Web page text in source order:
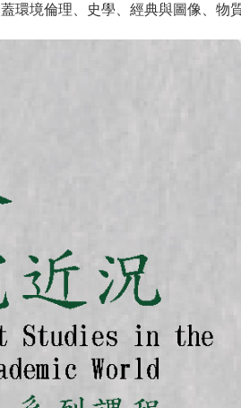
環境倫理、史學、經典與圖像、